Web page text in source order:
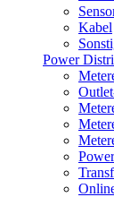
Kabel
Power